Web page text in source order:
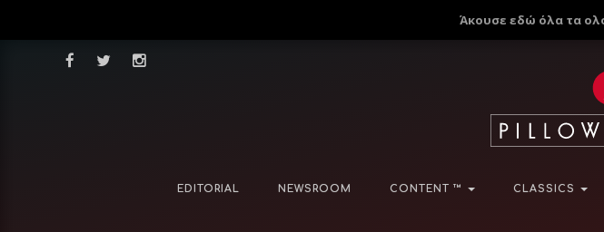
Άκουσε εδώ όλα τα
EDITORIAL NEWSROOM CONTENT ™ CLASSICS